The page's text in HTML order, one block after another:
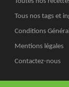
Tous nos tags et
Conditions
Mentions légales
Contactez-nous